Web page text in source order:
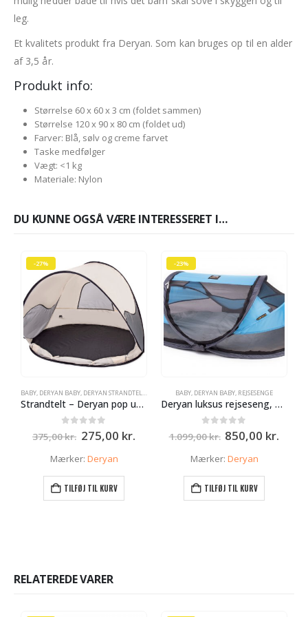
leg.
Et kvalitets produkt fra Deryan. Som kan bruges op til en alder
af 3,5 år.
Produkt info:
Størrelse 60 x 60 x 3 cm (foldet sammen)
Størrelse 120 x 90 x 80 cm (foldet ud)
Farver: Blå, sølv og creme farvet
Taske medfølger
Vægt: <1 kg
Materiale: Nylon
DU KUNNE OGSÅ VÆRE INTERESSERET I…
-27%
BABY, DERYAN BABY, DERYAN STRANDTELTE
Strandtelt – Deryan pop up – Cream med UV Beskyttelse
ud af 5
375,00kr. Den
oprindelige
pris
375,00 kr..
275,00 kr.Den
275,00 kr..
Mærker: Deryan
TILFØJ TIL KURV
-23%
BABY, DERYAN BABY, REJSESENGE
Deryan luksus rejseseng, Baby Blå
ud af 5
1.099,00kr. Den
oprindelige
pris
var:
1.099,00 kr..
850,00 kr.
Mærker: Deryan
TILFØJ TIL KURV
RELATEREDE VARER